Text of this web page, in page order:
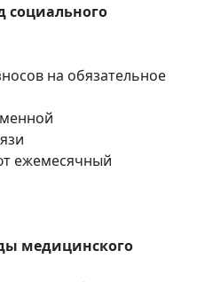
социального
на обязательное
ежемесячный
медицинского